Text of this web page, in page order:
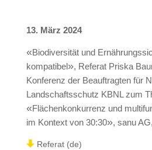
13. März 2024
«Biodiversität und
kompatibel», Referat Priska
Konferenz der Beauftragten für
Landschaftsschutz KBNL zum
«Flächenkonkurrenz und
im Kontext von 30:30», sanu
Referat (de)